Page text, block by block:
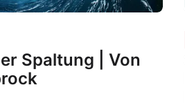
Spaltung | Von